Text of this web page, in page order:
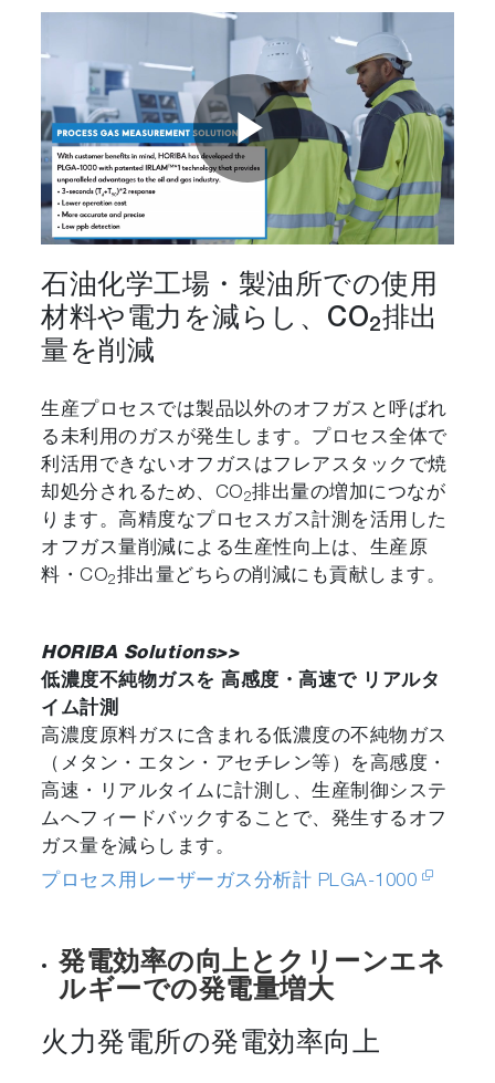
Play
Video
石油化学工場・製油所での使用
材料や電力を減らし、CO2排出
量を削減
生産プロセスでは製品以外のオフガスと呼ばれ
る未利用のガスが発生します。プロセス全体で
利活用できないオフガスはフレアスタックで焼
却処分されるため、CO2排出量の増加につなが
ります。高精度なプロセスガス計測を活用した
オフガス量削減による生産性向上は、生産原
料・CO2排出量どちらの削減にも貢献します。
HORIBA Solutions>>
低濃度不純物ガスを 高感度・高速で リアルタ
イム計測
高濃度原料ガスに含まれる低濃度の不純物ガス
（メタン・エタン・アセチレン等）を高感度・
高速・リアルタイムに計測し、生産制御システ
ムへフィードバックすることで、発生するオフ
ガス量を減らします。
プロセス用レーザーガス分析計 PLGA-1000
発電効率の向上とクリーンエネ
ルギーでの発電量増大
火力発電所の発電効率向上